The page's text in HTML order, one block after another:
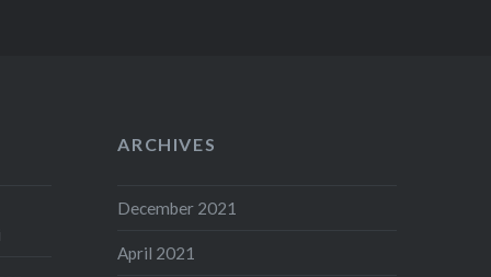
ARCHIVES
December 2021
April 2021